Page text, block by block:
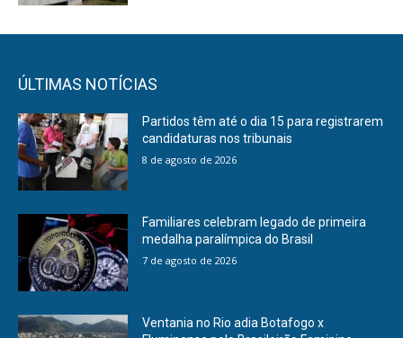
ÚLTIMAS NOTÍCIAS
Partidos têm até o dia 15 para registrarem
candidaturas nos tribunais
8 de agosto de 2026
Familiares celebram legado de primeira
medalha paralímpica do Brasil
7 de agosto de 2026
Ventania no Rio adia Botafogo x